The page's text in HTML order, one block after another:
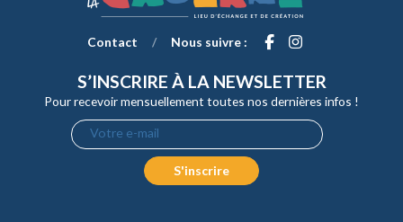
Contact / Nous suivre :
S’INSCRIRE À LA NEWSLETTER
Pour recevoir mensuellement toutes nos dernières infos !
S'inscrire